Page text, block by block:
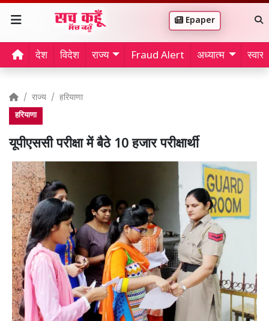
Epaper
देश विदेश राज्य Fraud Alert अध्यात्म
राज्य हरियाणा
हरियाणा
यूपीएससी परीक्षा में बैठे 10 हजार परीक्षार्थी